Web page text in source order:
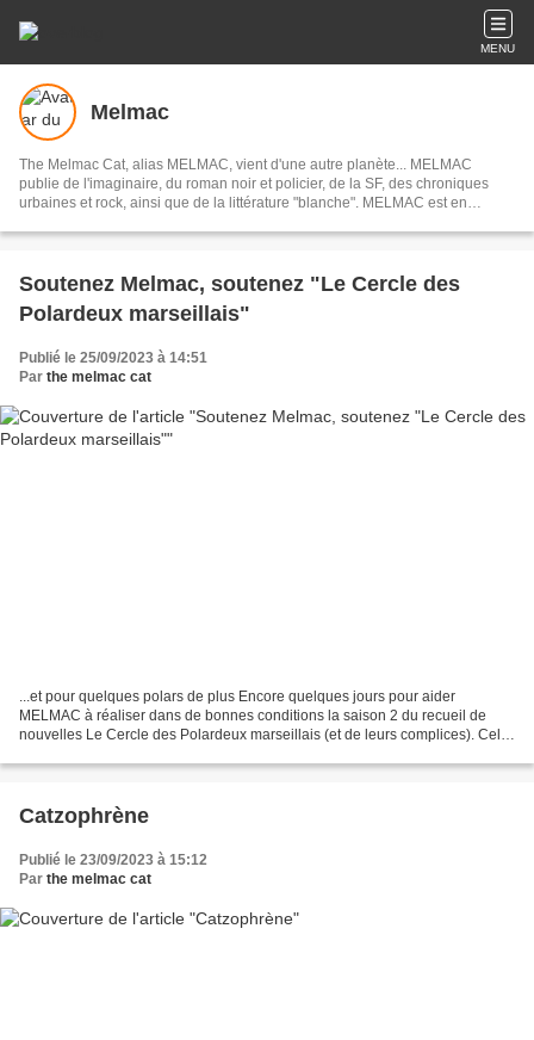
MENU
Melmac
The Melmac Cat, alias MELMAC, vient d'une autre planète... MELMAC
publie de l'imaginaire, du roman noir et policier, de la SF, des chroniques
urbaines et rock, ainsi que de la littérature "blanche". MELMAC est en
Soutenez Melmac, soutenez "Le Cercle des
Polardeux marseillais"
Publié le 25/09/2023 à 14:51
Par the melmac cat
...et pour quelques polars de plus Encore quelques jours pour aider
MELMAC à réaliser dans de bonnes conditions la saison 2 du recueil de
nouvelles Le Cercle des Polardeux marseillais (et de leurs complices). Cela
Catzophrène
Publié le 23/09/2023 à 15:12
Par the melmac cat